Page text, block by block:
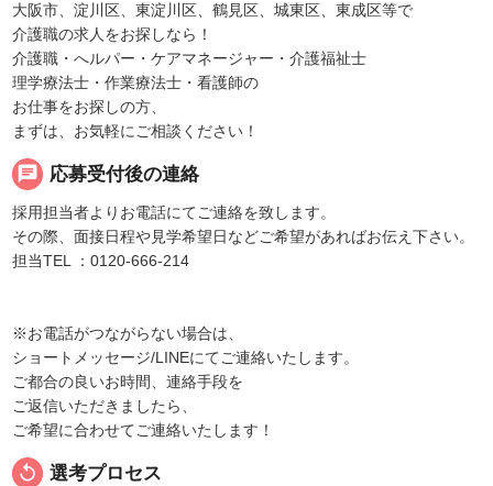
大阪市、淀川区、東淀川区、鶴見区、城東区、東成区等で
介護職の求人をお探しなら！
介護職・へルパー・ケアマネージャー・介護福祉士
理学療法士・作業療法士・看護師の
お仕事をお探しの方、
まずは、お気軽にご相談ください！
chat 応募受付後の連絡
採用担当者よりお電話にてご連絡を致します。
その際、面接日程や見学希望日などご希望があればお伝え下さい。
担当TEL ：0120-666-214
※お電話がつながらない場合は、
ショートメッセージ/LINEにてご連絡いたします。
ご都合の良いお時間、連絡手段を
ご返信いただきましたら、
ご希望に合わせてご連絡いたします！
replay 選考プロセス